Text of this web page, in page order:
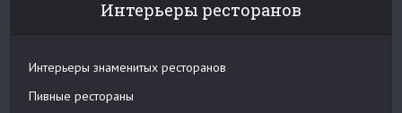
Интерьеры ресторанов
Интерьеры знаменитых ресторанов
Пивные рестораны